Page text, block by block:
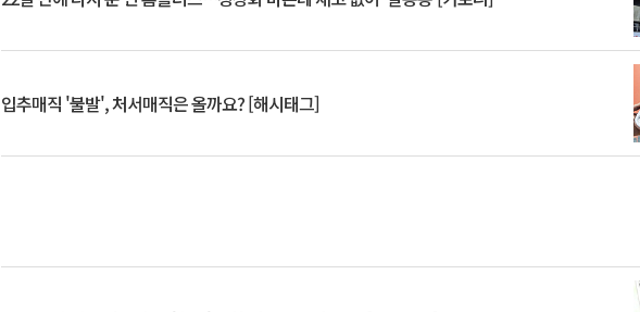
입추매직 '불발', 처서매직은 올까요? [해시태그]